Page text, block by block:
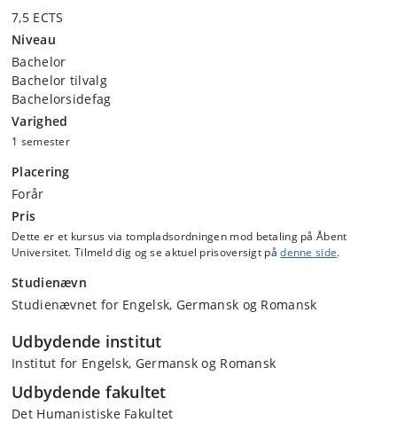
7,5 ECTS
Niveau
Bachelor
Bachelor tilvalg
Bachelorsidefag
Varighed
1 semester
Placering
Forår
Pris
Dette er et kursus via tompladsordningen mod betaling på Åbent
Universitet. Tilmeld dig og se aktuel prisoversigt pådenne side.
Studienævn
Studienævnet for Engelsk, Germansk og Romansk
Udbydende institut
Institut for Engelsk, Germansk og Romansk
Udbydende fakultet
Det Humanistiske Fakultet